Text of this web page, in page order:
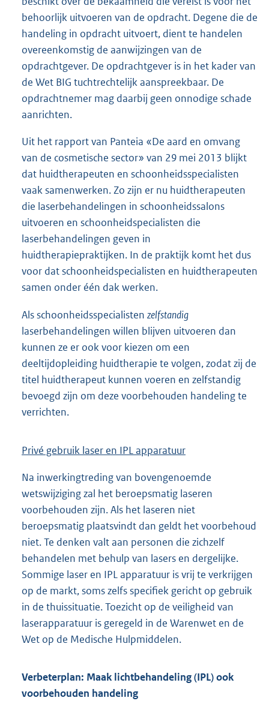
behoorlijk uitvoeren van de opdracht. Degene die de
handeling in opdracht uitvoert, dient te handelen
overeenkomstig de aanwijzingen van de
opdrachtgever. De opdrachtgever is in het kader van
de Wet BIG tuchtrechtelijk aanspreekbaar. De
opdrachtnemer mag daarbij geen onnodige schade
aanrichten.
Uit het rapport van Panteia «De aard en omvang
van de cosmetische sector» van 29 mei 2013 blijkt
dat huidtherapeuten en schoonheidsspecialisten
vaak samenwerken. Zo zijn er nu huidtherapeuten
die laserbehandelingen in schoonheidssalons
uitvoeren en schoonheidspecialisten die
laserbehandelingen geven in
huidtherapiepraktijken. In de praktijk komt het dus
voor dat schoonheidspecialisten en huidtherapeuten
samen onder één dak werken.
Als schoonheidsspecialisten zelfstandig
laserbehandelingen willen blijven uitvoeren dan
kunnen ze er ook voor kiezen om een
deeltijdopleiding huidtherapie te volgen, zodat zij de
titel huidtherapeut kunnen voeren en zelfstandig
bevoegd zijn om deze voorbehouden handeling te
verrichten.
Privé gebruik laser en IPL apparatuur
Na inwerkingtreding van bovengenoemde
wetswijziging zal het beroepsmatig laseren
voorbehouden zijn. Als het laseren niet
beroepsmatig plaatsvindt dan geldt het voorbehoud
niet. Te denken valt aan personen die zichzelf
behandelen met behulp van lasers en dergelijke.
Sommige laser en IPL apparatuur is vrij te verkrijgen
op de markt, soms zelfs specifiek gericht op gebruik
in de thuissituatie. Toezicht op de veiligheid van
laserapparatuur is geregeld in de Warenwet en de
Wet op de Medische Hulpmiddelen.
Verbeterplan: Maak lichtbehandeling (IPL) ook
voorbehouden handeling